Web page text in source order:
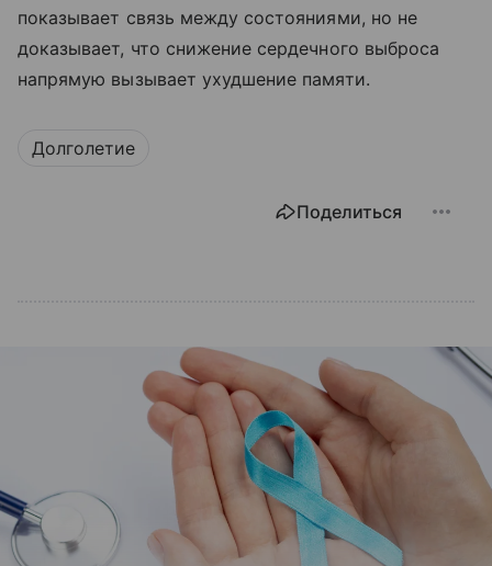
показывает связь между состояниями, но не
доказывает, что снижение сердечного выброса
напрямую вызывает ухудшение памяти.
Долголетие
Поделиться